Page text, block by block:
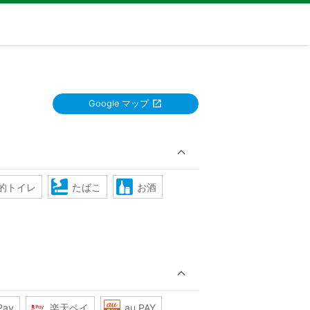
Google マップ
トイレ たばこ お酒